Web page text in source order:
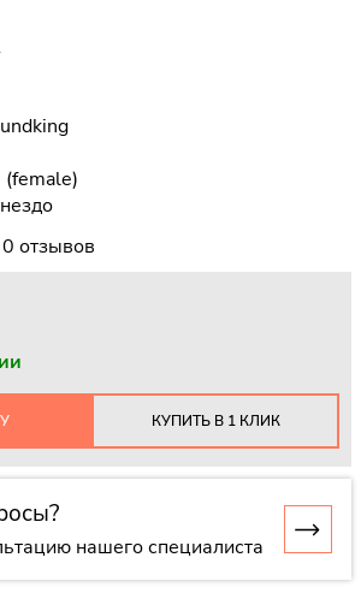
0 отзывов
КУПИТЬ В 1 КЛИК
нашего специалиста